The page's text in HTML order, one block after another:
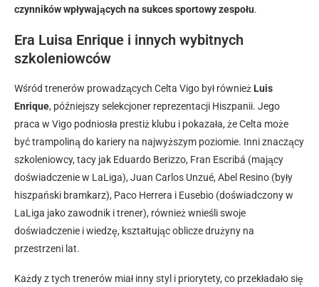
czynników wpływających na sukces sportowy zespołu.
Era Luisa Enrique i innych wybitnych
szkoleniowców
Wśród trenerów prowadzących Celta Vigo był również Luis
Enrique, późniejszy selekcjoner reprezentacji Hiszpanii. Jego
praca w Vigo podniosła prestiż klubu i pokazała, że Celta może
być trampoliną do kariery na najwyższym poziomie. Inni znaczący
szkoleniowcy, tacy jak Eduardo Berizzo, Fran Escribá (mający
doświadczenie w LaLiga), Juan Carlos Unzué, Abel Resino (były
hiszpański bramkarz), Paco Herrera i Eusebio (doświadczony w
LaLiga jako zawodnik i trener), również wnieśli swoje
doświadczenie i wiedzę, kształtując oblicze drużyny na
przestrzeni lat.
Każdy z tych trenerów miał inny styl i priorytety, co przekładało się